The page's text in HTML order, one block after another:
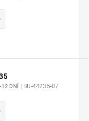
12 DNÍ | BU-44235-07